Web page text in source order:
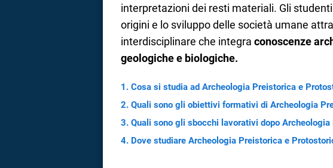
interpretazioni dei resti materiali. Gli
origini e lo sviluppo delle società umane
interdisciplinare che integra conoscenze
geologiche e biologiche.
Cosa si studia ad Archeologia Preistorica e
Quali sono gli obiettivi formativi di Archeologia
Quali sono gli sbocchi lavorativi dopo
Dove studiare Archeologia Preistorica e